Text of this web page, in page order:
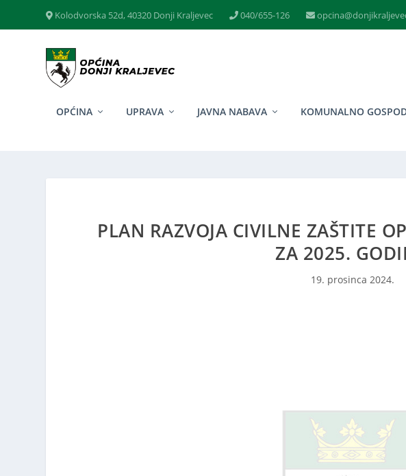
Kolodvorska 52d, 40320 Donji Kraljevec 040/655-126
OPĆINA UPRAVA JAVNA NABAVA KOMUNALNO
PLAN RAZVOJA CIVILNE ZAŠTITE
ZA 2025.
19. prosinca 2024.